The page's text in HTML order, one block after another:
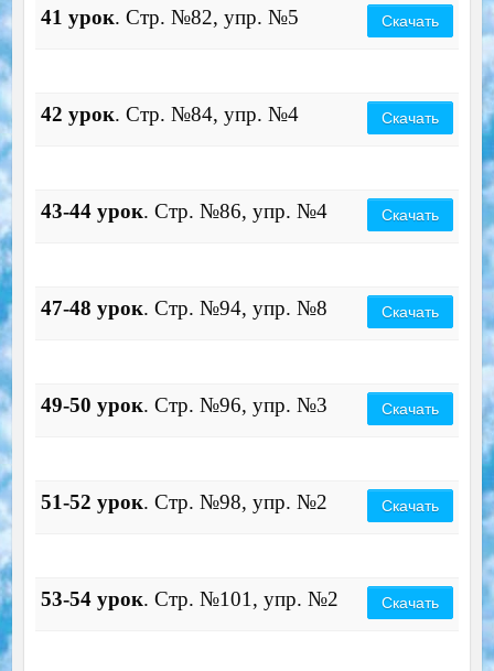
41 урок. Стр. №82, упр. №5 Скачать
42 урок. Стр. №84, упр. №4 Скачать
43-44 урок. Стр. №86, упр. №4 Скачать
47-48 урок. Стр. №94, упр. №8 Скачать
49-50 урок. Стр. №96, упр. №3 Скачать
51-52 урок. Стр. №98, упр. №2 Скачать
53-54 урок. Стр. №101, упр. №2 Скачать